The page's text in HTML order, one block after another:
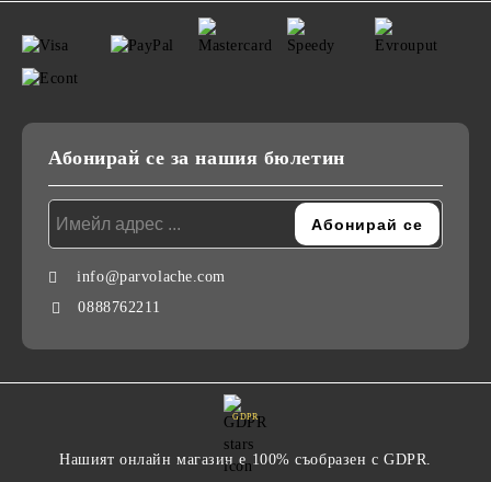
Абонирай се за нашия бюлетин
info@parvolache.com
0888762211
GDPR
Нашият онлайн магазин е 100% съобразен с GDPR.